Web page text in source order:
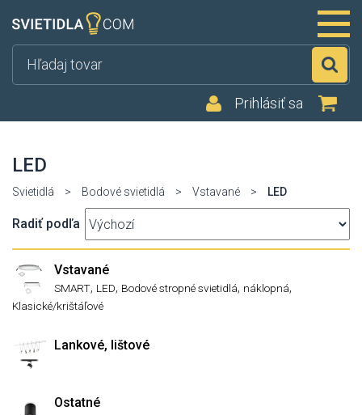
Prihlásiť sa
LED
Svietidlá > Bodové svietidlá > Vstavané > LED
Radiť podľa
Vstavané
SMART, LED, Bodové stropné svietidlá, náklopná,
Klasické/krištáľové
Lankové, lištové
Ostatné